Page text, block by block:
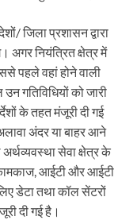
जिला प्रशासन द्वारा
अगर नियंत्रित क्षेत्र में
पहले वहां होने वाली
गतिविधियों को जारी
के तहत मंजूरी दी गई
अंदर या बाहर आने
सेवा क्षेत्र के
आईटी और आईटी
डेटा तथा कॉल सेंटरों
दी गई है।